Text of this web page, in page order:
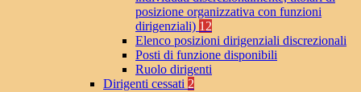
posizione organizzativa con funzioni
dirigenziali) 12
Elenco posizioni dirigenziali discrezionali
Posti di funzione disponibili
Ruolo dirigenti
Dirigenti cessati 2